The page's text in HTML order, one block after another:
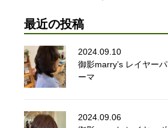
最近の投稿
2024.09.10
御影marry’s レイヤーパ
ーマ
2024.09.06